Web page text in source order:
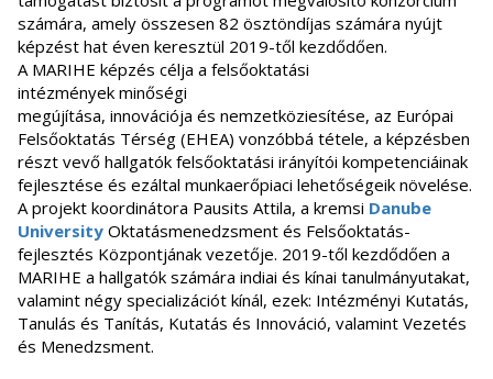
számára, amely összesen 82 ösztöndíjas számára nyújt
képzést hat éven keresztül 2019-től kezdődően.
A MARIHE képzés célja a felsőoktatási
intézmények minőségi
megújítása, innovációja és nemzetköziesítése, az Európai
Felsőoktatás Térség (EHEA) vonzóbbá tétele, a képzésben
részt vevő hallgatók felsőoktatási irányítói kompetenciáinak
fejlesztése és ezáltal munkaerőpiaci lehetőségeik növelése.
A projekt koordinátora Pausits Attila, a kremsi Danube
University Oktatásmenedzsment és Felsőoktatás-
fejlesztés Központjának vezetője. 2019-től kezdődően a
MARIHE a hallgatók számára indiai és kínai tanulmányutakat,
valamint négy specializációt kínál, ezek: Intézményi Kutatás,
Tanulás és Tanítás, Kutatás és Innováció, valamint Vezetés
és Menedzsment.